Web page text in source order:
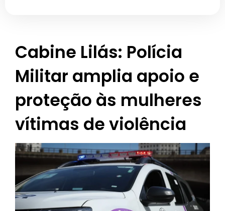
Cabine Lilás: Polícia
Militar amplia apoio e
proteção às mulheres
vítimas de violência